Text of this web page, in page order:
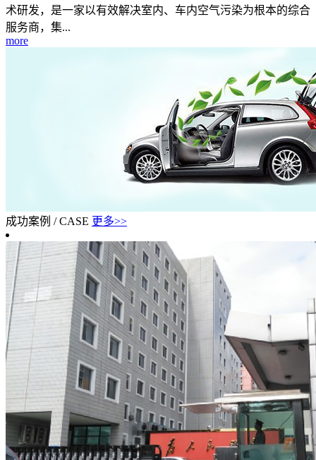
术研发，是一家以有效解决室内、车内空气污染为根本的综合
服务商，集...
more
成功案例 / CASE 更多>>